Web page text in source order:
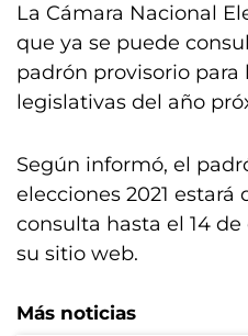
La Cámara Nacional
que ya se puede
padrón provisorio para
legislativas del año
Según informó, el
elecciones 2021 estará
consulta hasta el 14
su sitio web.
Más noticias